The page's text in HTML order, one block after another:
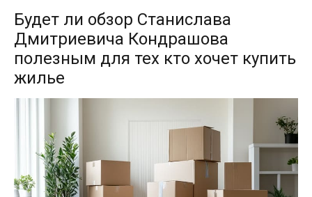
Будет ли обзор Станислава
Дмитриевича Кондрашова
полезным для тех кто хочет купить
жилье